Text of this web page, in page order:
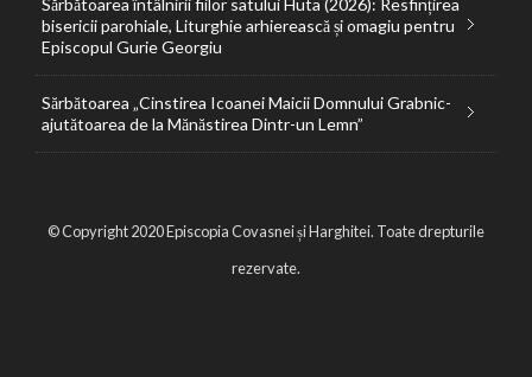
bisericii parohiale, Liturghie arhierească și omagiu pentru
Episcopul Gurie Georgiu
Sărbătoarea „Cinstirea Icoanei Maicii Domnului Grabnic-
ajutătoarea de la Mănăstirea Dintr-un Lemn”
© Copyright 2020 Episcopia Covasnei și Harghitei. Toate drepturile
rezervate.